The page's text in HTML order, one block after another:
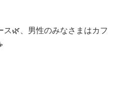
🌿、男性のみなさまはカフ